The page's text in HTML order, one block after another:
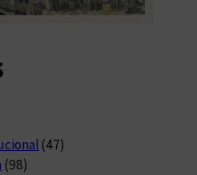
(47)
(98)